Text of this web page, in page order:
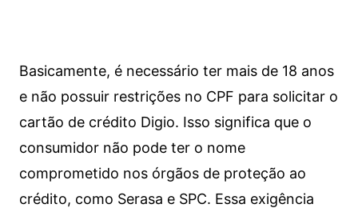
Basicamente, é necessário ter mais de 18 anos
e não possuir restrições no CPF para solicitar o
cartão de crédito Digio. Isso significa que o
consumidor não pode ter o nome
comprometido nos órgãos de proteção ao
crédito, como Serasa e SPC. Essa exigência